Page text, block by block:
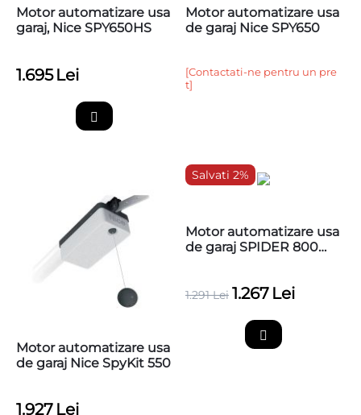
Motor automatizare usa
garaj, Nice SPY650HS
1.695 Lei
Motor automatizare usa
de garaj Nice SPY650
[Contactati-ne pentru un pre
t]
Motor automatizare usa
de garaj Nice SpyKit 550
1.927 Lei
Salvati 2%
Motor automatizare usa
de garaj SPIDER 800
1.291 Lei 1.267 Lei